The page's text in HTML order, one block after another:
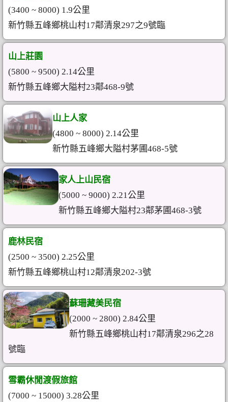
(3400 ~ 8000) 1.9公里
新竹縣五峰鄉桃山村17鄰清泉297之9號臨
山上莊園
(5800 ~ 9500) 2.14公里
新竹縣五峰鄉大隘村23鄰468-9號
山上人家
(4800 ~ 8000) 2.14公里
新竹縣五峰鄉大隘村茅圃468-5號
家人上山民宿
(5000 ~ 9000) 2.21公里
新竹縣五峰鄉大隘村23鄰茅圃468-3號
鹿林民宿
(2500 ~ 3500) 2.25公里
新竹縣五峰鄉桃山村12鄰清泉202-3號
蘇珊藏美民宿
(2000 ~ 2800) 2.84公里
新竹縣五峰鄉桃山村17鄰清泉296之28
號臨
雪霸休閒渡假旅館
(7000 ~ 15000) 3.28公里